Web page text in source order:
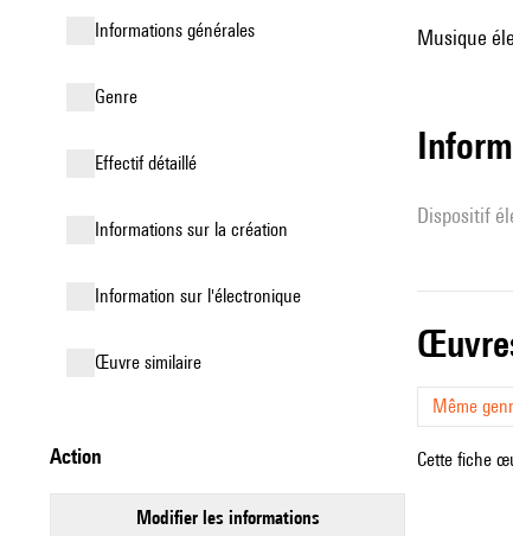
informations générales
genre
effectif détaillé
informations sur la création
Information sur l'électronique
œuvre similaire
action
modifier les informations
Musique
Dispositif
Même
Cette fiche